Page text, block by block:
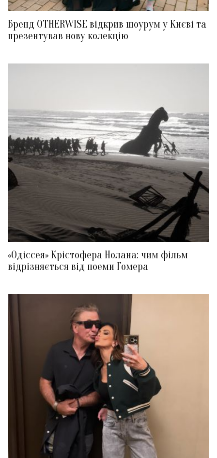
Бренд OTHERWISE відкрив шоурум у Києві та
презентував нову колекцію
«Одіссея» Крістофера Нолана: чим фільм
відрізняється від поеми Гомера